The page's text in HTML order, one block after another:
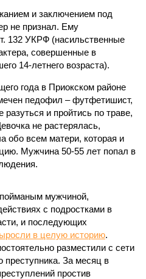
и заключением под
не признал. Ему
132 УКРФ (насильственные
совершенные в
14-летнего возраста).
года в Приокском районе
педофил – футфетишист,
и пройтись по траве,
не растерялась,
обо всем матери, которая и
Мужчина 50-55 лет попал в
мужчиной,
с подростками в
и последующих
в целую историю.
разместили с сети
преступника. За месяц в
простив